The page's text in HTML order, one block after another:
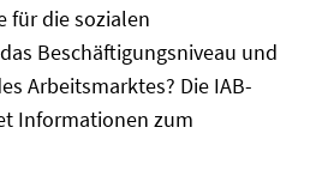
für die sozialen
Beschäftigungsniveau und
Arbeitsmarktes? Die IAB-
Informationen zum